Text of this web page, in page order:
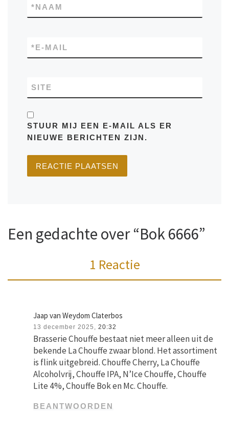
NAAM
*
E-MAIL
*
SITE
STUUR MIJ EEN E-MAIL ALS ER
NIEUWE BERICHTEN ZIJN.
Een gedachte over “Bok 6666”
1 Reactie
Jaap van Weydom Claterbos
13 december 2025, 20:32
Brasserie Chouffe bestaat niet meer alleen uit de
bekende La Chouffe zwaar blond. Het assortiment
is flink uitgebreid. Chouffe Cherry, La Chouffe
Alcoholvrij, Chouffe IPA, N’Ice Chouffe, Chouffe
Lite 4%, Chouffe Bok en Mc. Chouffe.
BEANTWOORDEN